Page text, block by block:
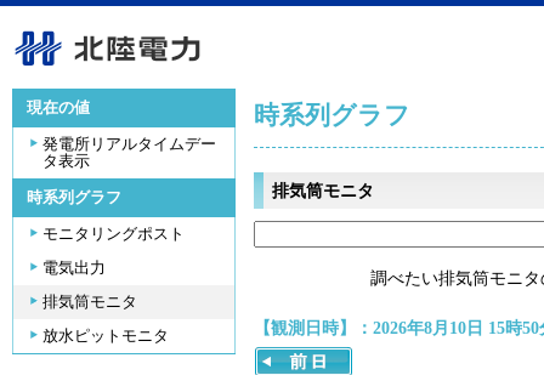
現在の値
発電所リアルタイムデー
タ表示
時系列グラフ
モニタリングポスト
電気出力
排気筒モニタ
放水ピットモニタ
時系列グラフ
排気筒モニタ
調べたい排気筒モニ
【観測日時】：2026年8月10日 15時50